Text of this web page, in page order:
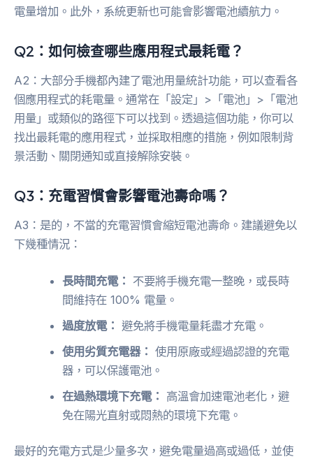
電量增加。此外，系統更新也可能會影響電池續航力。
Q2：如何檢查哪些應用程式最耗電？
A2：大部分手機都內建了電池用量統計功能，可以查看各
個應用程式的耗電量。通常在「設定」>「電池」>「電池
用量」或類似的路徑下可以找到。透過這個功能，你可以
找出最耗電的應用程式，並採取相應的措施，例如限制背
景活動、關閉通知或直接解除安裝。
Q3：充電習慣會影響電池壽命嗎？
A3：是的，不當的充電習慣會縮短電池壽命。建議避免以
下幾種情況：
長時間充電： 不要將手機充電一整晚，或長時
間維持在 100% 電量。
過度放電： 避免將手機電量耗盡才充電。
使用劣質充電器： 使用原廠或經過認證的充電
器，可以保護電池。
在過熱環境下充電： 高溫會加速電池老化，避
免在陽光直射或悶熱的環境下充電。
最好的充電方式是少量多次，避免電量過高或過低，並使